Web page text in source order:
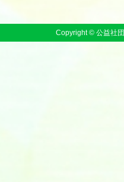
Copyright © 公益社